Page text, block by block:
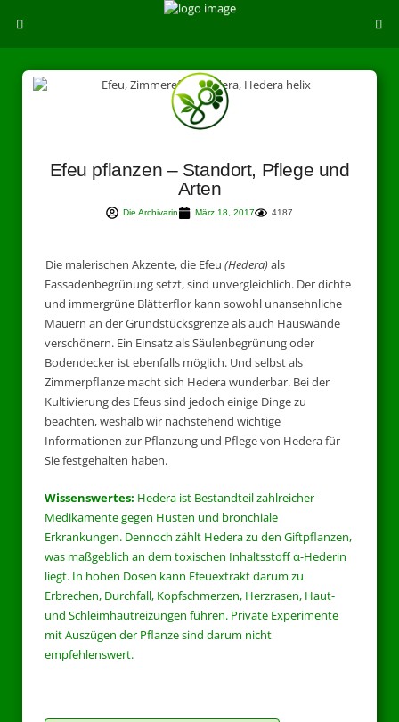
Efeu pflanzen – Standort, Pflege und
Arten
Die Archivarin März 18, 2017 4187
Die malerischen Akzente, die Efeu (Hedera)als
Fassadenbegrünung setzt, sind unvergleichlich. Der dichte
und immergrüne Blätterflor kann sowohl unansehnliche
Mauern an der Grundstücksgrenze als auch Hauswände
verschönern. Ein Einsatz als Säulenbegrünung oder
Bodendecker ist ebenfalls möglich. Und selbst als
Zimmerpflanze macht sich Hedera wunderbar. Bei der
Kultivierung des Efeus sind jedoch einige Dinge zu
beachten, weshalb wir nachstehend wichtige
Informationen zur Pflanzung und Pflege von Hedera für
Sie festgehalten haben.
Wissenswertes: Hedera ist Bestandteil zahlreicher
Medikamente gegen Husten und bronchiale
Erkrankungen. Dennoch zählt Hedera zu den Giftpflanzen,
was maßgeblich an dem toxischen Inhaltsstoff α-Hederin
liegt. In hohen Dosen kann Efeuextrakt darum zu
Erbrechen, Durchfall, Kopfschmerzen, Herzrasen, Haut-
und Schleimhautreizungen führen. Private Experimente
mit Auszügen der Pflanze sind darum nicht
empfehlenswert.